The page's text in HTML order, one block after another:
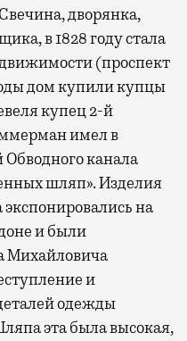
дворянка,
в 1828 году стала
(проспект
дом купили купцы
купец 2-й
имел в
канала
шляп». Изделия
на
и были
Михайловича
и
одежды
эта была высокая,